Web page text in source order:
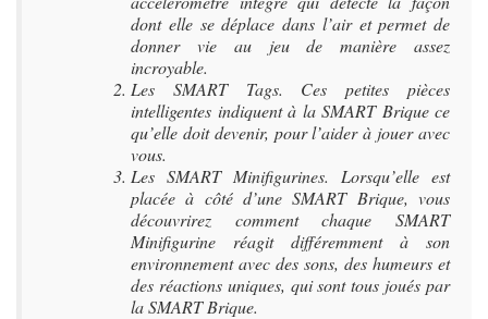
dont elle se déplace dans l’air et permet de
donner vie au jeu de manière assez
incroyable.
Les SMART Tags. Ces petites pièces
intelligentes indiquent à la SMART Brique ce
qu’elle doit devenir, pour l’aider à jouer avec
vous.
Les SMART Minifigurines. Lorsqu’elle est
placée à côté d’une SMART Brique, vous
découvrirez comment chaque SMART
Minifigurine réagit différemment à son
environnement avec des sons, des humeurs et
des réactions uniques, qui sont tous joués par
la SMART Brique.